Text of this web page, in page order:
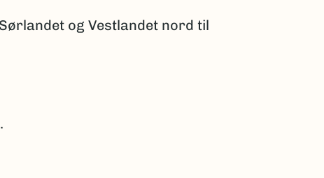
og Vestlandet nord til